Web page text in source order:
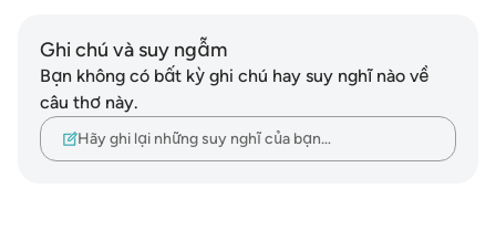
Ghi chú và suy ngẫm
Bạn không có bất kỳ ghi chú hay suy nghĩ nào về
câu thơ này.
Hãy ghi lại những suy nghĩ của bạn…